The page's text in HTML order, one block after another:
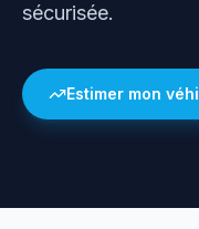
sécurisée.
Estimer mon